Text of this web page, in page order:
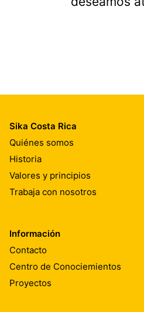
Sika Costa Rica
Quiénes somos
Historia
Valores y principios
Trabaja con nosotros
Información
Contacto
Centro de Conociemientos
Proyectos